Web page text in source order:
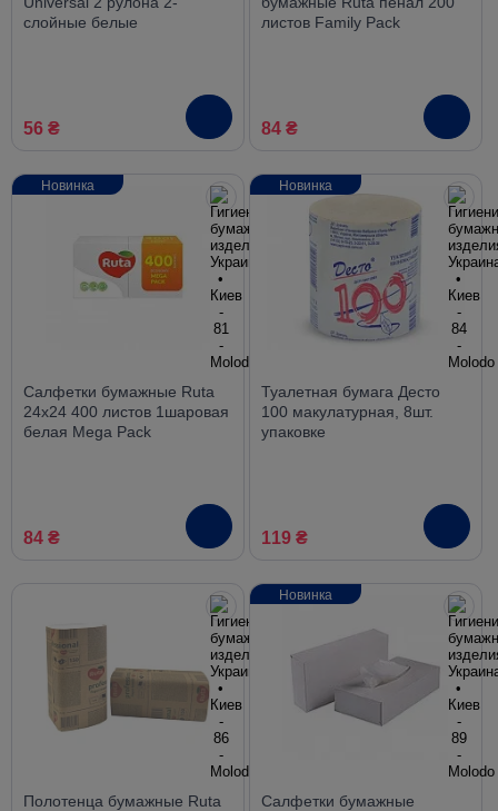
слойные белые
56 ₴
листов Family Рack
84 ₴
Салфетки бумажные Ruta
24х24 400 листов 1шаровая
белая Mega Pack
84 ₴
Новинка
Туалетная бумага Десто
100 макулатурная, 8шт.
упаковке
119 ₴
Новинка
Полотенца бумажные Ruta
Салфетки бумажные
Новинка